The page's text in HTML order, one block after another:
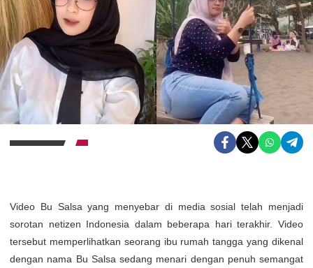
Video Bu Salsa yang menyebar di media sosial telah menjadi
sorotan netizen Indonesia dalam beberapa hari terakhir. Video
tersebut memperlihatkan seorang ibu rumah tangga yang dikenal
dengan nama Bu Salsa sedang menari dengan penuh semangat